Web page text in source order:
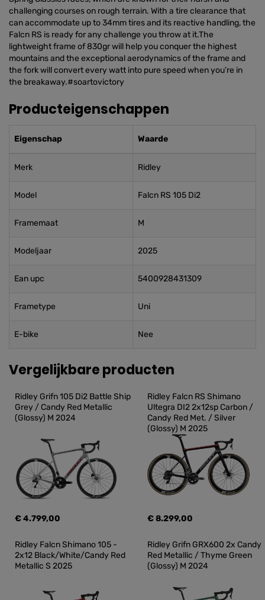
challenging courses on rough terrain. With a tire clearance that
can accommodate up to 34mm tires and its reactive handling, the
Falcn RS is ready for any challenge you throw at it.The
lightweight frame of 830gr will help you conquer the highest
mountains and the exceptional aerodynamics of the frame and
the fork will convert every watt into pure speed when you’re in
the breakaway.#soartovictory
Producteigenschappen
Eigenschap Waarde
Merk Ridley
Model Falcn RS 105 Di2
Framemaat M
Modeljaar 2025
Ean upc 5400928431309
Frametype Uni
E-bike Nee
Vergelijkbare producten
Ridley Grifn 105 Di2 Battle Ship
Grey / Candy Red Metallic
(Glossy) M 2024
€ 4.799,00
Ridley Falcn RS Shimano
Ultegra DI2 2x12sp Carbon /
Candy Red Met. / Silver
(Glossy) M 2025
€ 8.299,00
Ridley Falcn Shimano 105 -
2x12 Black/White/Candy Red
Metallic S 2025
Ridley Grifn GRX600 2x Candy
Red Metallic / Thyme Green
(Glossy) M 2024